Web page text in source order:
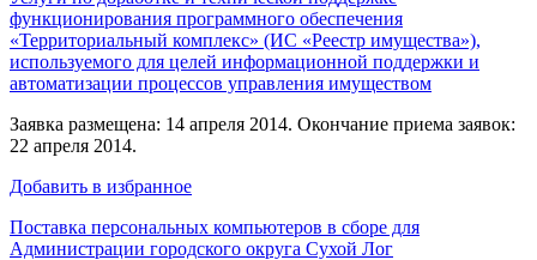
функционирования программного обеспечения
«Территориальный комплекс» (ИС «Реестр имущества»),
используемого для целей информационной поддержки и
автоматизации процессов управления имуществом
Заявка размещена: 14 апреля 2014. Окончание приема заявок:
22 апреля 2014.
Добавить в избранное
Поставка персональных компьютеров в сборе для
Администрации городского округа Сухой Лог